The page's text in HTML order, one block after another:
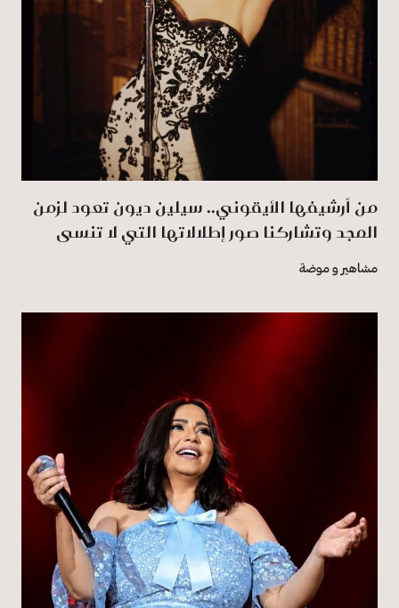
من أرشيفها الأيقوني.. سيلين ديون تعود لزمن
المجد وتشاركنا صور إطلالاتها التي لا تنسى
مشاهير و موضة